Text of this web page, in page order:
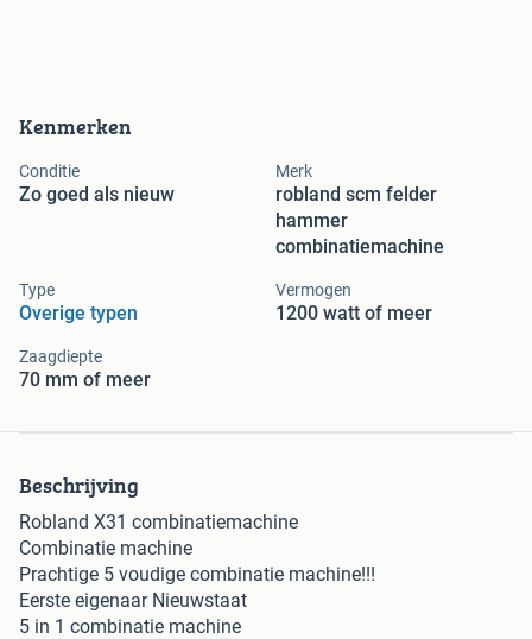
Kenmerken
Conditie
Zo goed als nieuw
Merk
robland scm felder
hammer
combinatiemachine
Type
Overige typen
Vermogen
1200 watt of meer
Zaagdiepte
70 mm of meer
Beschrijving
Robland X31 combinatiemachine
Combinatie machine
Prachtige 5 voudige combinatie machine!!!
Eerste eigenaar Nieuwstaat
5 in 1 combinatie machine